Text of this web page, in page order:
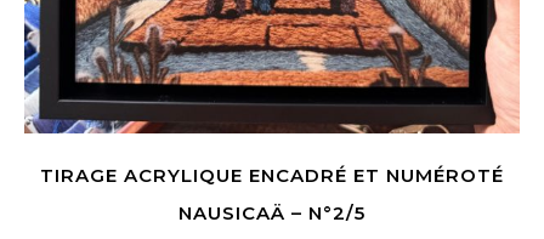
TIRAGE ACRYLIQUE ENCADRÉ ET NUMÉROTÉ
NAUSICAÄ – N°2/5